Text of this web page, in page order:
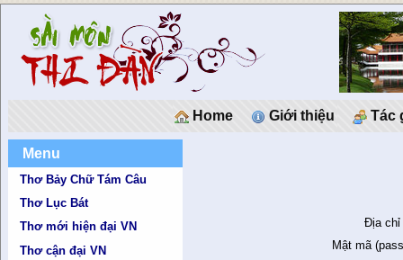
Home Giới thiệu Tác
Menu
Thơ Bảy Chữ Tám Câu
Thơ Lục Bát
Thơ mới hiện đại VN
Thơ cận đại VN
Địa chỉ
Mật mã